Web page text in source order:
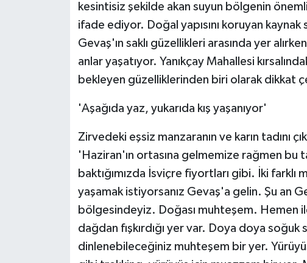
kesintisiz şekilde akan suyun bölgenin
ifade ediyor. Doğal yapısını koruyan
Gevaş'ın saklı güzellikleri arasında yer
anlar yaşatıyor. Yanıkçay Mahallesi
bekleyen güzelliklerinden biri olarak dikkat
'Aşağıda yaz, yukarıda kış yaşanıyor'
Zirvedeki eşsiz manzaranın ve karın tadını
'Haziran'ın ortasına gelmemize rağmen
baktığımızda İsviçre fiyortları gibi. İki farklı
yaşamak istiyorsanız Gevaş'a gelin. Şu an
bölgesindeyiz. Doğası muhteşem. Hemen
dağdan fışkırdığı yer var. Doya doya soğuk
dinlenebileceğiniz muhteşem bir yer.